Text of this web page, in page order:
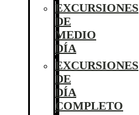
EXCURSIONES
DE
MEDIO
DÍA
EXCURSIONES
DE
DÍA
COMPLETO